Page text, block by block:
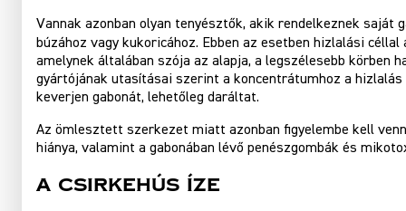
Vannak azonban olyan tenyésztők, akik rendelkeznek saját
búzához vagy kukoricához. Ebben az esetben hizlalási céllal
amelynek általában szója az alapja, a legszélesebb körben
gyártójának utasításai szerint a koncentrátumhoz a
keverjen gabonát, lehetőleg daráltat.
Az ömlesztett szerkezet miatt azonban figyelembe kell
hiánya, valamint a gabonában lévő penészgombák és
A csirkehús íze